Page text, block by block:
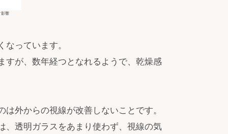
影響
っています。
すが、数年経つとなれるようで、乾燥感
外からの視線が改善しないことです。
、透明ガラスをあまり使わず、視線の気